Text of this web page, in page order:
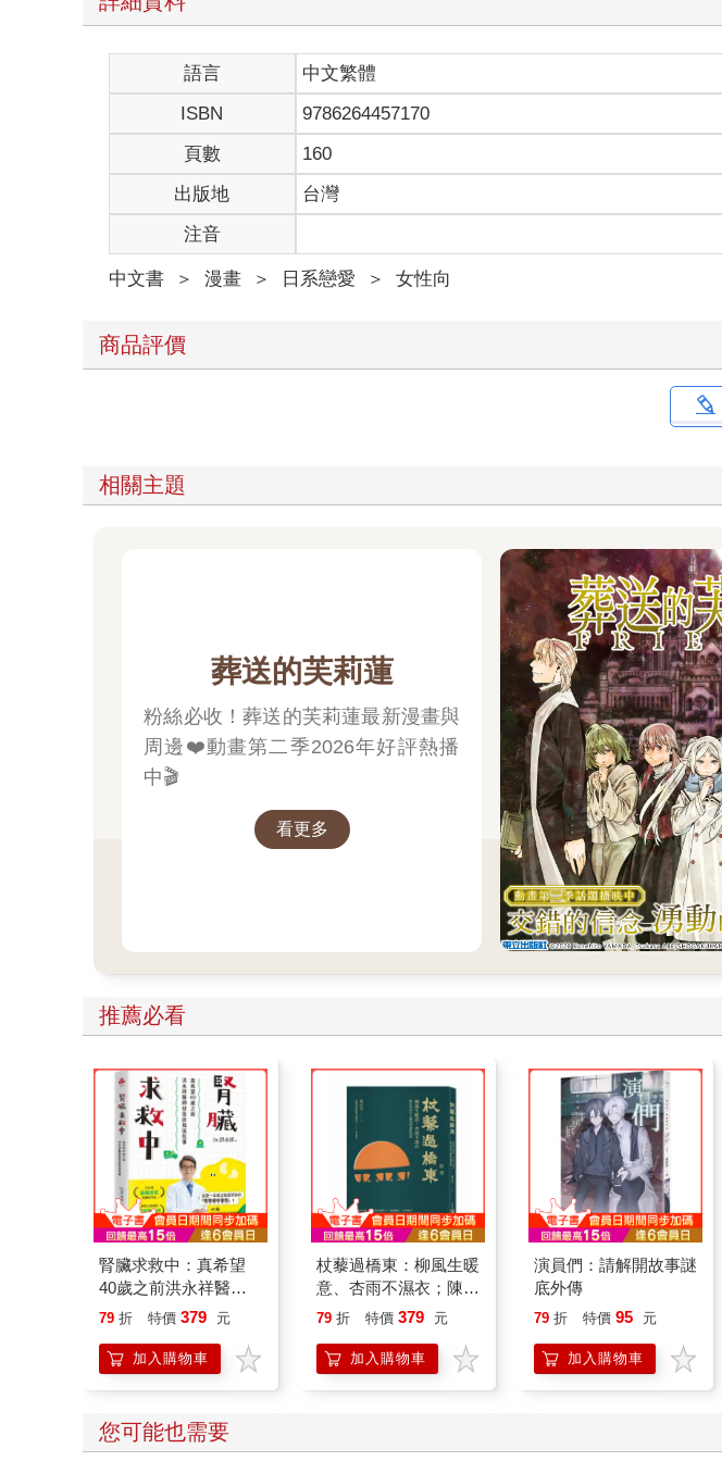
語言 中文繁體
ISBN
9786264457170
頁數
160
出版地
台灣
注音
中文書 ＞ 漫畫 ＞ 日系戀愛 ＞ 女性向
商品評價
相關主題
葬送的芙莉蓮
粉絲必收！葬送的芙莉蓮最新漫畫與
周邊❤️動畫第二季2026年好評熱播
中🎬
看更多
推薦必看
腎臟求救中：真希望
40歲之前洪永祥醫師
就告訴我這些事
79 折 特價 379 元
加入購物車
杖藜過橋東：柳風生暖
意、杏雨不濕衣；陳亮
恭談以心轉境的適齡漫
79 折 特價 379 元
加入購物車
演員們：請解開故事謎
底外傳
79 折 特價 95 元
加入購物車
您可能也需要